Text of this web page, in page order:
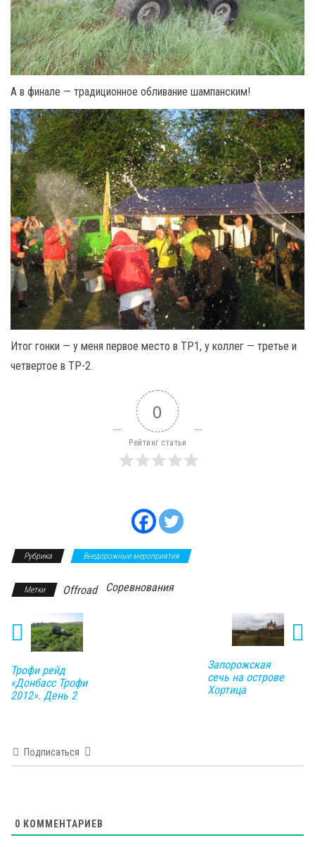
А в финале — традиционное обливание шампанским!
Итог гонки — у меня первое место в ТР1, у коллег — третье и
четвертое в ТР-2.
0
Рейтинг статьи
Рубрика Внедорожные мероприятия
Метки Offroad Соревнования
Трофи рейд
«Донбасс Трофи
2012». День 2
Запорожская
сечь на острове
Хортица
Подписаться
0 КОММЕНТАРИЕВ